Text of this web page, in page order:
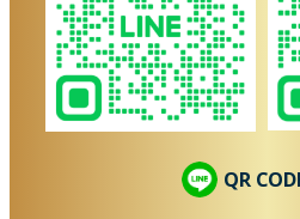
QR